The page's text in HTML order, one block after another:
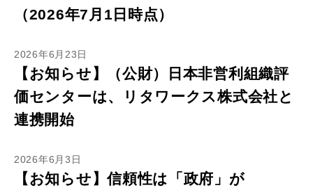
（2026年7月1日時点）
2026年6月23日
【お知らせ】（公財）日本非営利組織評
価センターは、リタワークス株式会社と
連携開始
2026年6月3日
【お知らせ】信頼性は「政府」が